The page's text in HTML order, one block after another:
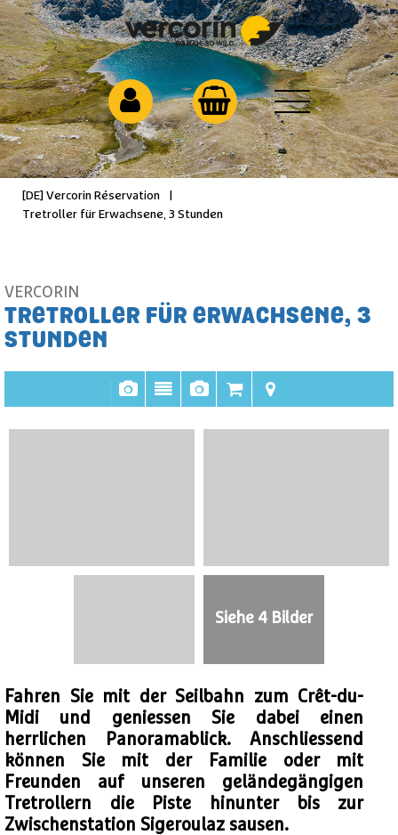
[DE] Vercorin Réservation
Tretroller für Erwachsene, 3 Stunden
TRETROLLER FÜR ERWACHSENE, 3
STUNDEN
VERCORIN
Siehe 4 Bilder
Fahren Sie mit der Seilbahn zum Crêt-du-
Midi und geniessen Sie dabei einen
herrlichen Panoramablick. Anschliessend
können Sie mit der Familie oder mit
Freunden auf unseren geländegängigen
Tretrollern die Piste hinunter bis zur
Zwischenstation Sigeroulaz sausen.